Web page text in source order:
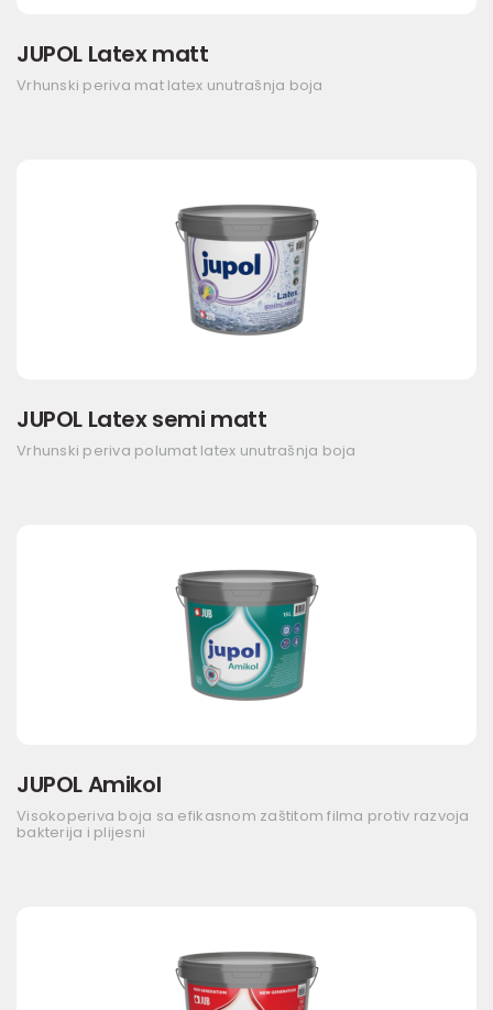
JUPOL Latex matt
Vrhunski periva mat latex unutrašnja boja
JUPOL Latex semi matt
Vrhunski periva polumat latex unutrašnja boja
JUPOL Amikol
Visokoperiva boja sa efikasnom zaštitom filma protiv razvoja
bakterija i plijesni